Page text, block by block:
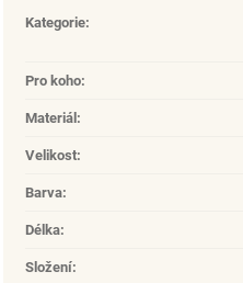
Kategorie:
Pro koho:
Materiál :
Velikost:
Barva:
Délka:
Složení: